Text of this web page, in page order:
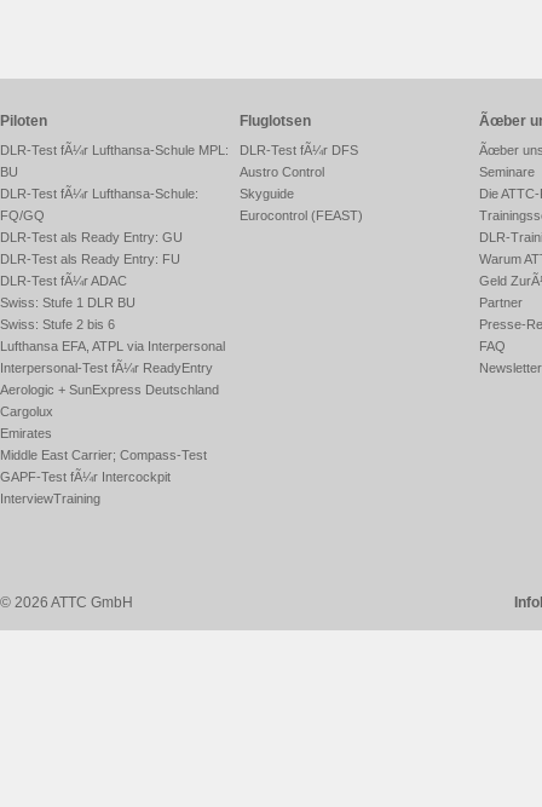
Piloten
DLR-Test fÃ¼r Lufthansa-Schule MPL:
BU
DLR-Test fÃ¼r Lufthansa-Schule:
FQ/GQ
DLR-Test als Ready Entry: GU
DLR-Test als Ready Entry: FU
DLR-Test fÃ¼r ADAC
Swiss: Stufe 1 DLR BU
Swiss: Stufe 2 bis 6
Lufthansa EFA, ATPL via Interpersonal
Interpersonal-Test fÃ¼r ReadyEntry
Aerologic + SunExpress Deutschland
Cargolux
Emirates
Middle East Carrier; Compass-Test
GAPF-Test fÃ¼r Intercockpit
InterviewTraining
Fluglotsen
DLR-Test fÃ¼r DFS
Austro Control
Skyguide
Eurocontrol (FEAST)
Ãœber
Ãœber
Seminare
Die
DLR-
Warum
Geld
Partner
Presse-
FAQ
Newsletter
© 2026 ATTC GmbH